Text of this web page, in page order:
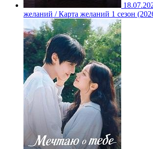
желаний / Карта желаний 1 сезон